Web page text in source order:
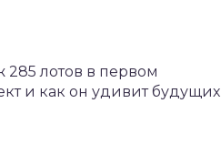
285 лотов в первом
и как он удивит будущих